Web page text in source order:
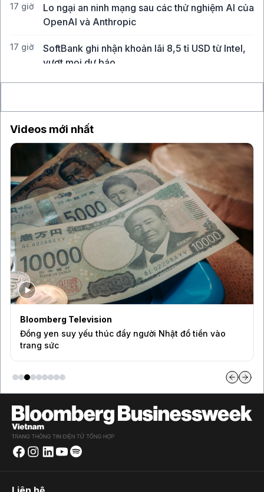
17 giờ
Lo ngại an ninh mạng sau các thử nghiệm AI của
OpenAI và Anthropic
17 giờ
SoftBank ghi nhận khoản lãi 8,5 tỉ USD từ Intel,
vượt mọi dự báo
Videos mới nhất
BAM Studios
Vì sao VN-Index chưa phản ánh đúng quy mô
Việt Nam?